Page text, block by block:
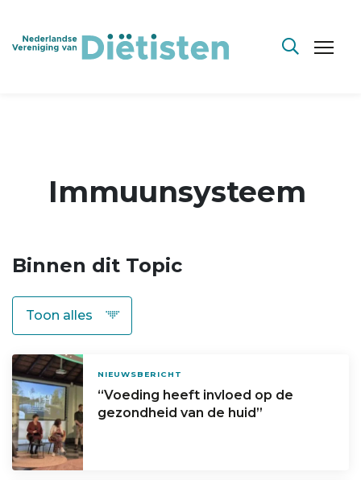
Immuunsysteem
Binnen dit Topic
NIEUWSBERICHT
“Voeding heeft invloed op de
gezondheid van de huid”